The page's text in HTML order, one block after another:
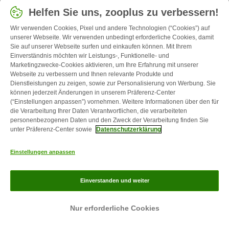
Leichtführig, menschenfreundlich und belastbar: Der
überaus beliebt. Als ursprünglicher
Arbeitshundmöchte
er aber auch körperlich und geistig gefordert werden.
Helfen Sie uns, zooplus zu verbessern!
Wir verwenden Cookies, Pixel und andere Technologien (“Cookies”) auf
unserer Webseite. Wir verwenden unbedingt erforderliche Cookies, damit
Sie auf unserer Webseite surfen und einkaufen können. Mit Ihrem
Einverständnis möchten wir Leistungs-, Funktionelle- und
Marketingzwecke-Cookies aktivieren, um Ihre Erfahrung mit unserer
Webseite zu verbessern und Ihnen relevante Produkte und
Dienstleistungen zu zeigen, sowie zur Personalisierung von Werbung. Sie
können jederzeit Änderungen in unserem Präferenz-Center
(“Einstellungen anpassen”) vornehmen. Weitere Informationen über den für
die Verarbeitung Ihrer Daten Verantwortlichen, die verarbeiteten
personenbezogenen Daten und den Zweck der Verarbeitung finden Sie
unter Präferenz-Center sowie
Datenschutzerklärung
Einstellungen anpassen
Nur erforderliche Cookies
Einverstanden und weiter